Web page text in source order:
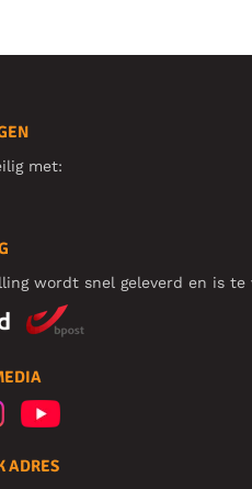
met:
wordt snel geleverd en is te
ADRES